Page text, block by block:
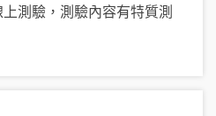
測驗，測驗內容有特質測